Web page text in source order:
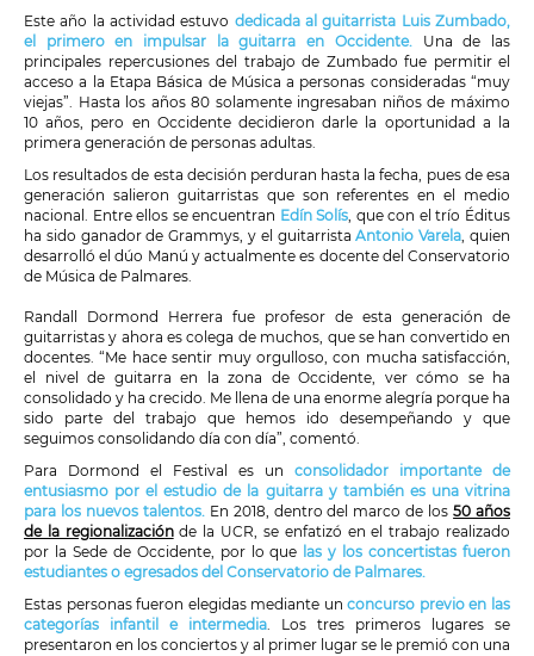
Este año la actividad estuvo dedicada al guitarrista Luis Zumbado,
el primero en impulsar la guitarra en Occidente.Una de las
principales repercusiones del trabajo de Zumbado fue permitir el
acceso a la Etapa Básica de Música a personas consideradas “muy
viejas”. Hasta los años 80 solamente ingresaban niños de máximo
10 años, pero en Occidente decidieron darle la oportunidad a la
primera generación de personas adultas.
Los resultados de esta decisión perduran hasta la fecha, pues de esa
generación salieron guitarristas que son referentes en el medio
nacional. Entre ellos se encuentran Edín Solís, que con el trío Éditus
ha sido ganador de Grammys, y el guitarristaAntonio Varela, quien
desarrolló el dúo Manú y actualmente es docente del Conservatorio
de Música de Palmares.
Randall Dormond Herrera fue profesor de esta generación de
guitarristas y ahora es colega de muchos, que se han convertido en
docentes. “Me hace sentir muy orgulloso, con mucha satisfacción,
el nivel de guitarra en la zona de Occidente, ver cómo se ha
consolidado y ha crecido. Me llena de una enorme alegría porque ha
sido parte del trabajo que hemos ido desempeñando y que
seguimos consolidando día con día”, comentó.
Para Dormond el Festival es un consolidador importante de
entusiasmo por el estudio de la guitarra y también es una vitrina
para los nuevos talentos. En 2018, dentro del marco de los50 años
de la regionalizaciónde la UCR, se enfatizó en el trabajo realizado
por la Sede de Occidente, por lo que las y los concertistas fueron
estudiantes o egresados del Conservatorio de Palmares.
Estas personas fueron elegidas mediante unconcurso previo en las
categorías infantil e intermedia. Los tres primeros lugares se
presentaron en los conciertos y al primer lugar se le premió con una